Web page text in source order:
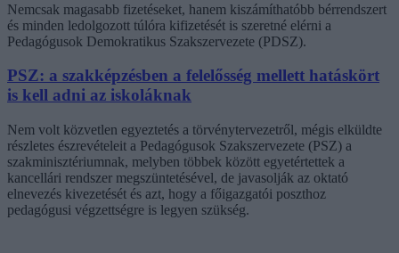
Nemcsak magasabb fizetéseket, hanem kiszámíthatóbb bérrendszert
és minden ledolgozott túlóra kifizetését is szeretné elérni a
Pedagógusok Demokratikus Szakszervezete (PDSZ).
PSZ: a szakképzésben a felelősség mellett hatáskört
is kell adni az iskoláknak
Nem volt közvetlen egyeztetés a törvénytervezetről, mégis elküldte
részletes észrevételeit a Pedagógusok Szakszervezete (PSZ) a
szakminisztériumnak, melyben többek között egyetértettek a
kancellári rendszer megszüntetésével, de javasolják az oktató
elnevezés kivezetését és azt, hogy a főigazgatói poszthoz
pedagógusi végzettségre is legyen szükség.